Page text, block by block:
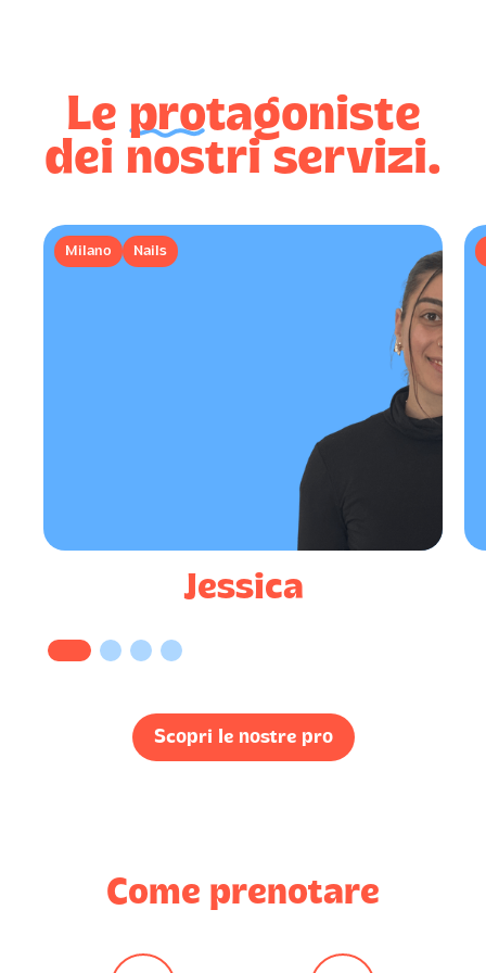
Le protagoniste
dei nostri servizi.
Milano Nails
Jessica
Scopri le nostre pro
Come prenotare
󰓎󰓎󰓎󰓎󰓎
Ho ottenuto esattamente